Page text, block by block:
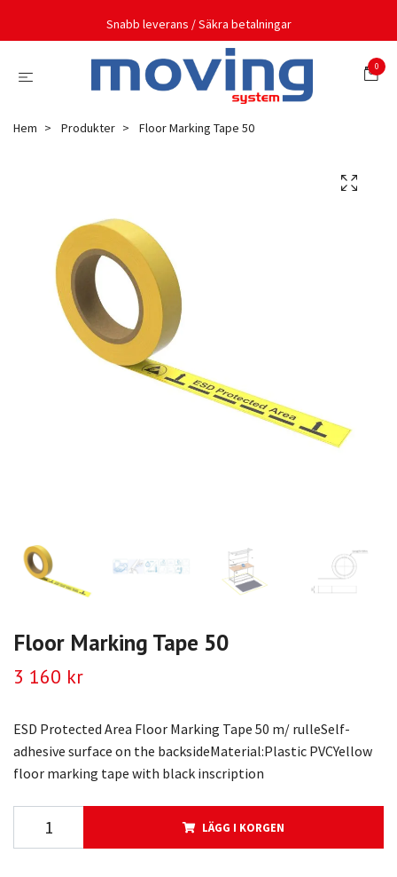
Snabb leverans / Säkra betalningar
0
Hem Produkter Floor Marking Tape 50
Floor Marking Tape 50
3 160 kr
ESD Protected Area Floor Marking Tape 50 m/ rulleSelf-
adhesive surface on the backsideMaterial:Plastic PVCYellow
floor marking tape with black inscription
LÄGG I KORGEN